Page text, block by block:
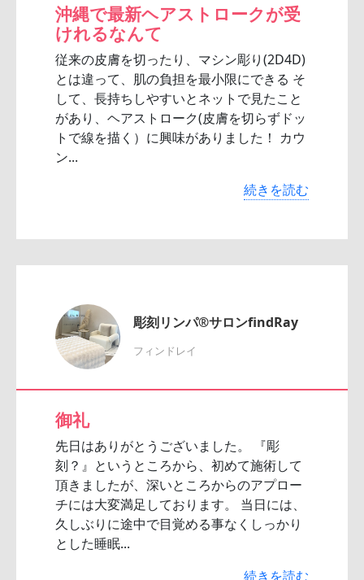
沖縄で最新ヘアストロークが受
けれるなんて
従来の皮膚を切ったり、マシン彫り(2D4D)
とは違って、肌の負担を最小限にできる そ
して、長持ちしやすいとネットで見たこと
があり、ヘアストローク(皮膚を切らずドッ
トで線を描く）に興味がありました！ カウ
ン...
続きを読む
彫刻リンパ®サロンfindRay
フィンドレイ
御礼
先日はありがとうございました。 『彫
刻？』というところから、初めて施術して
頂きましたが、深いところからのアプロー
チには大変満足しております。 当日には、
久しぶりに途中で目覚める事なくしっかり
とした睡眠...
続きを読む